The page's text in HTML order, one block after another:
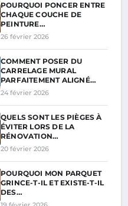
POURQUOI PONCER ENTRE
CHAQUE COUCHE DE
PEINTURE…
26 février 2026
COMMENT POSER DU
CARRELAGE MURAL
PARFAITEMENT ALIGNÉ…
24 février 2026
QUELS SONT LES PIÈGES À
ÉVITER LORS DE LA
RÉNOVATION…
20 février 2026
POURQUOI MON PARQUET
GRINCE-T-IL ET EXISTE-T-IL
DES…